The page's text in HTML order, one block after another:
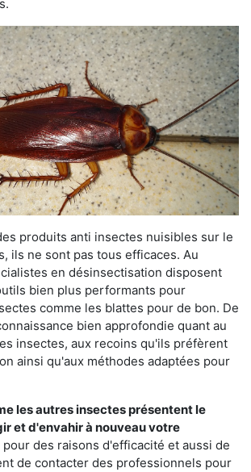
produits anti insectes nuisibles sur le
ils ne sont pas tous efficaces. Au
en désinsectisation disposent
bien plus performants pour
comme les blattes pour de bon. De
bien approfondie quant au
insectes, aux recoins qu'ils préfèrent
ainsi qu'aux méthodes adaptées pour
les autres insectes présentent le
et d'envahir à nouveau votre
pour des raisons d'efficacité et aussi de
de contacter des professionnels pour